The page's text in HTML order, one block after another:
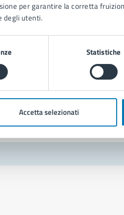
per garantire la corretta
degli utenti.
Statistiche
Accetta selezionati